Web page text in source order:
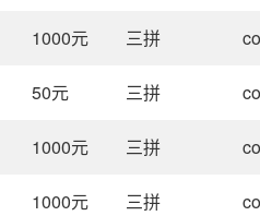
1000元 三拼
50元 三拼
1000元 三拼
1000元 三拼